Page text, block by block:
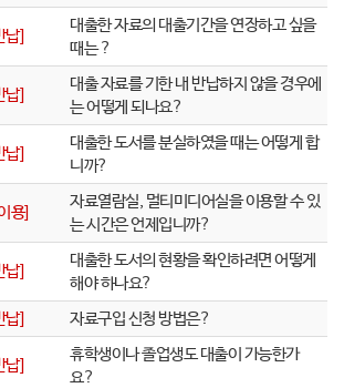
납]
대출한 자료의 대출기간을 연장하고 싶을
때는 ?
납]
대출 자료를 기한 내 반납하지 않을 경우에
는 어떻게 되나요?
납]
대출한 도서를 분실하였을 때는 어떻게 합
니까?
용]
자료열람실, 멀티미디어실을 이용할 수 있
는 시간은 언제입니까?
납]
대출한 도서의 현황을 확인하려면 어떻게
해야 하나요?
납] 자료구입 신청 방법은?
납]
휴학생이나 졸업생도 대출이 가능한가
요?